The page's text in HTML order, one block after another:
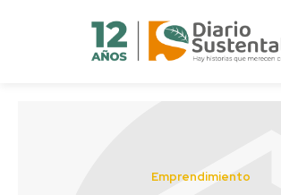
Emprendimiento